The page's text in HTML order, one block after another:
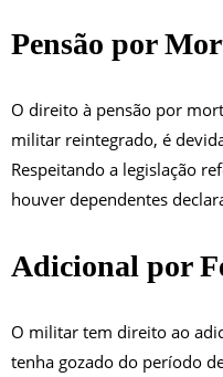
Pensão por
O direito à pensão por
militar reintegrado, é
Respeitando a legislação
houver dependentes
Adicional por
O militar tem direito ao
tenha gozado do período